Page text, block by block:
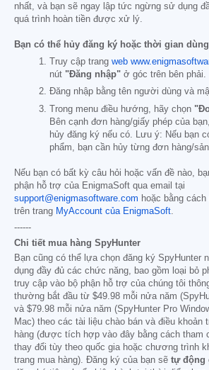
nhất, và bạn sẽ ngay lập tức ngừng sử dụng
quá trình hoàn tiền được xử lý.
Bạn có thể hủy đăng ký hoặc thời gian
Truy cập trang web
nút "Đăng nhập" ở góc trên bên phải.
Đăng nhập bằng tên người dùng và
Trong menu điều hướng, hãy chọn
Bên cạnh đơn hàng/giấy phép của
hủy đăng ký nếu có. Lưu ý: Nếu bạn
phẩm, bạn cần hủy từng đơn hàng/
Nếu bạn có bất kỳ câu hỏi hoặc vấn đề nào,
phận hỗ trợ của EnigmaSoft qua email tại
support@enigmasoftware.com hoặc bằng
trên trang MyAccount của EnigmaSoft
------
Chi tiết mua hàng SpyHunter
Bạn cũng có thể lựa chọn đăng ký SpyHunter
dụng đầy đủ các chức năng, bao gồm loại bỏ
truy cập vào bộ phận hỗ trợ của chúng tôi
thường bắt đầu từ $49.98 mỗi nửa năm
và $79.98 mỗi nửa năm (SpyHunter Pro
Mac) theo các tài liệu chào bán và điều khoản
hàng (được tích hợp vào đây bằng cách tham
thay đổi tùy theo quốc gia hoặc chương trình
trang mua hàng). Đăng ký của bạn sẽ tự động